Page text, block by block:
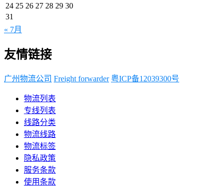
24 25 26 27 28 29 30
31
« 7月
友情链接
广州物流公司 Freight forwarder 粤ICP备12039300号
物流列表
专线列表
线路分类
物流线路
物流标签
隐私政策
服务条款
使用条款